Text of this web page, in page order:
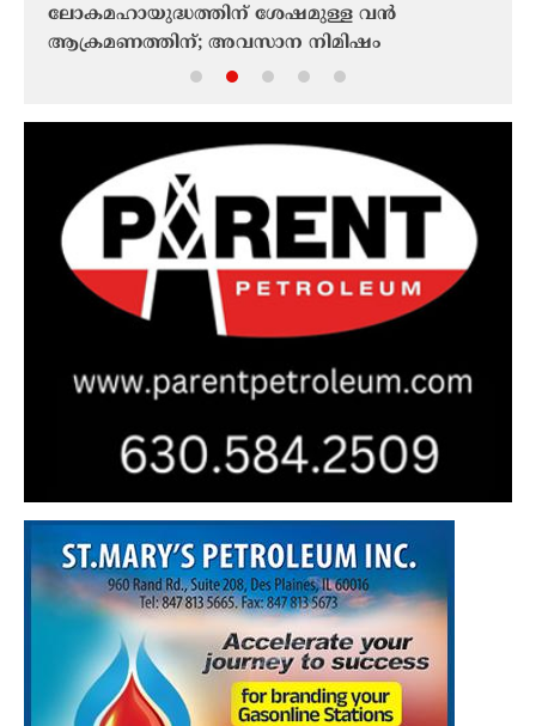
ലോകമഹായുദ്ധത്തിന് ശേഷമുള്ള വൻ
ആക്രമണത്തിന്; അവസാന നിമിഷം
പിന്മാറിയെന്ന് ട്രംപ്